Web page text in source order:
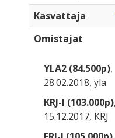
Kasvattaja
Omistajat
YLA2 (84.500p),
28.02.2018, yla
KRJ-I (103.000p),
15.12.2017, KRJ